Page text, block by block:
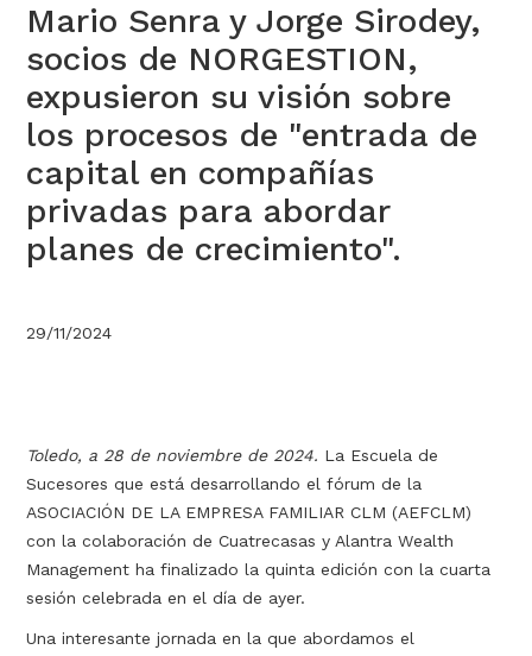
Mario Senra y Jorge Sirodey,
socios de NORGESTION,
expusieron su visión sobre
los procesos de "entrada de
capital en compañías
privadas para abordar
planes de crecimiento".
29/11/2024
Toledo, a 28 de noviembre de 2024. La Escuela de
Sucesores que está desarrollando el fórum de la
ASOCIACIÓN DE LA EMPRESA FAMILIAR CLM (AEFCLM)
con la colaboración de Cuatrecasas y Alantra Wealth
Management ha finalizado la quinta edición con la cuarta
sesión celebrada en el día de ayer.
Una interesante jornada en la que abordamos el